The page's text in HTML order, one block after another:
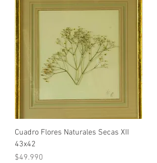
Cuadro Flores Naturales Secas XII
43x42
Precio
$49.990